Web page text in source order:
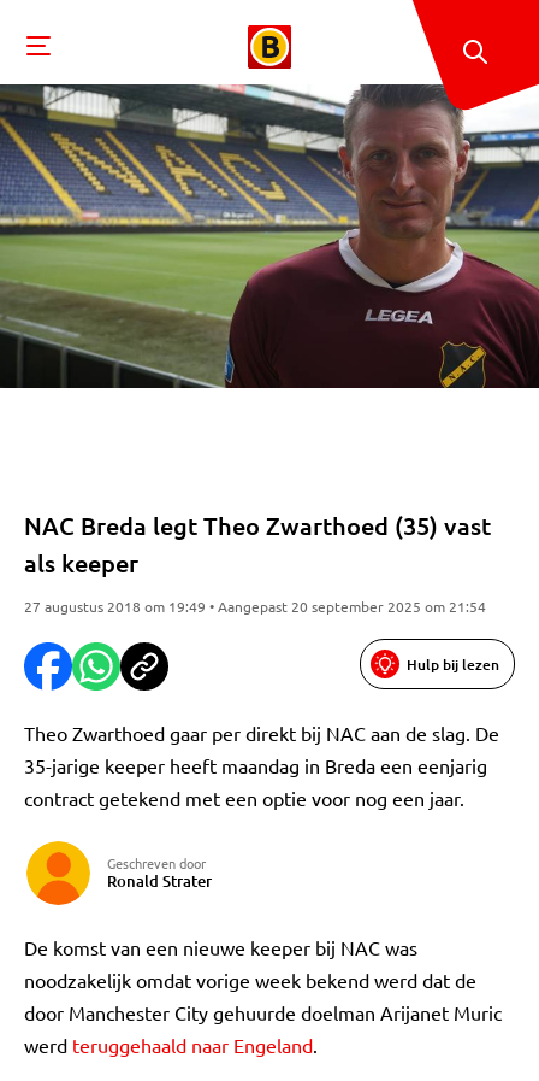
NAC Breda legt Theo Zwarthoed (35) vast
als keeper
27 augustus 2018 om 19:49 • Aangepast 20 september 2025 om 21:54
Hulp bij lezen
Theo Zwarthoed gaar per direkt bij NAC aan de slag. De
35-jarige keeper heeft maandag in Breda een eenjarig
contract getekend met een optie voor nog een jaar.
Geschreven door
Ronald Strater
De komst van een nieuwe keeper bij NAC was
noodzakelijk omdat vorige week bekend werd dat de
door Manchester City gehuurde doelman Arijanet Muric
werd teruggehaald naar Engeland.